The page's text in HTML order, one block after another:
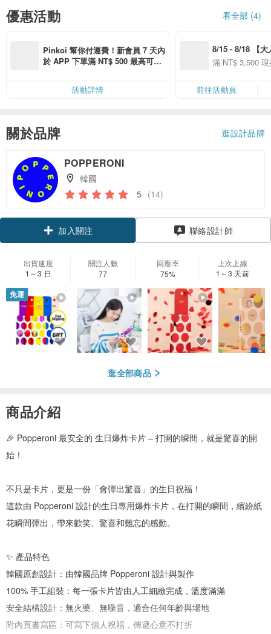
優惠活動 看全部 (4)
Pinkoi 幫你付運費！新會員 7 天內
於 APP 下單滿 NT$ 500 最高可折
活動詳情
8/15 - 8/18 【大
季】滿
滿 NT$ 3,500
前往活動頁
關於品牌 逛設計品牌
POPPERONI
韓國
5 (14)
加入關注 聯絡設計師
出貨速度
1～3 日
關注人數
77
回應率
75%
上次上線
1～3 天前
免運
逛全部商品
商品介紹
🎉 Popperoni 最安全的 生日爆炸卡片 – 打開的瞬間，就是驚喜的開
始！
不只是卡片，更是一份「會彈出驚喜」的生日祝福！
這款由 Popperoni 設計的生日專用爆炸卡片，在打開的瞬間，繽紛紙
花瞬間彈出，帶來歡笑、驚喜和難忘的感動。
✨ 產品特色
韓國原創設計：由韓國品牌 Popperoni 設計與製作
100% 手工組裝：每一張卡片皆由人工細緻完成，溫度滿滿
安全結構設計：無火藥、無噪音，適合任何年齡與場地
附內頁書寫區：可寫下個人祝福，傳遞心意不打折